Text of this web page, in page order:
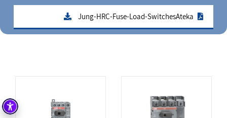
איכות | שרות | זמינות
בקרה רובוטיקה ואוטומציה תעשייתית
Jung-HRC-Fuse-Load-SwitchesAteka